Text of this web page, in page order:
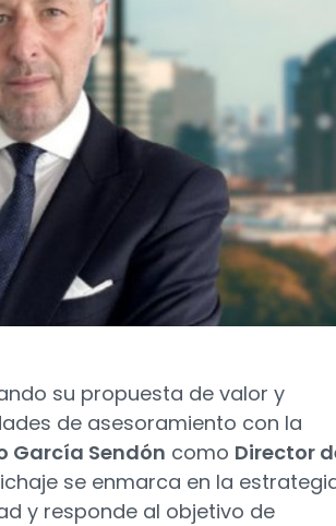
su propuesta de valor y
de asesoramiento con la
García Sendón como Director
se enmarca en la
y responde al objetivo de